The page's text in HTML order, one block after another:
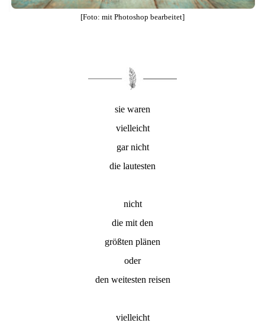
[Foto: mit Photoshop bearbeitet]
sie waren
vielleicht
gar nicht
die lautesten
nicht
die mit den
größten plänen
oder
den weitesten reisen
vielleicht